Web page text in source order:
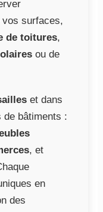
vos surfaces,
de toitures,
ou de
et dans
bâtiments :
, et
en
des